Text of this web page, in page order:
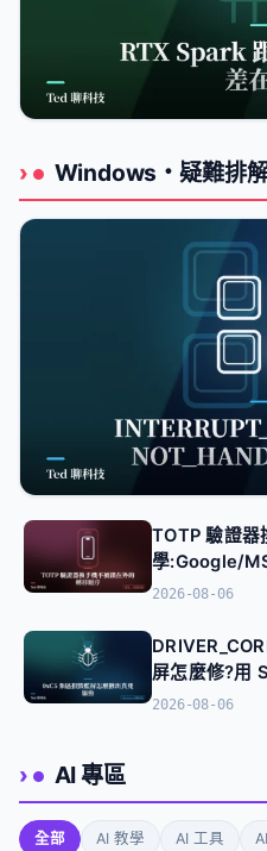
AI 硬體
NVIDIA RTX Spark 是什
Windows・疑難排
Windows・疑難排解
D)藍屏排錯:參數 1、2
2026-08-07
TOTP 驗證器
學:Google/
在外
2026-08-06
屏怎麼修?用
2026-08-06
AI 專區
全部 AI 教學 AI 工具